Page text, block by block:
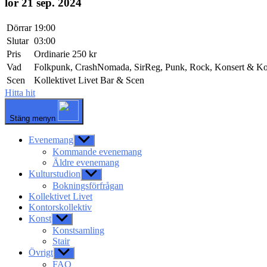
lör 21 sep. 2024
Dörrar 19:00
Slutar 03:00
Pris
Ordinarie 250 kr
Vad
Folkpunk, CrashNomada, SirReg, Punk, Rock, Konsert &
Scen
Kollektivet Livet Bar & Scen
Hitta hit
Stäng menyn
Evenemang Visa
undermeny
Kommande evenemang
Äldre evenemang
Kulturstudion Visa
undermeny
Bokningsförfrågan
Kollektivet Livet
Kontorskollektiv
Konst Visa
undermeny
Konstsamling
Stair
Övrigt Visa
undermeny
FAQ